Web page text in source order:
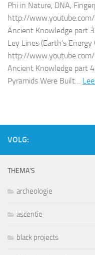
Phi in Nature, DNA,
http://
Ancient Knowledge part
Ley Lines (Earth’s Energy
http://
Ancient Knowledge part
Pyramids Were Built…
VOLG:
THEMA’S
archeologie
ascentie
black projects